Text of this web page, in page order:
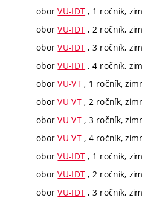
oborVU-IDT , 1 ročník,
oborVU-IDT , 2 ročník,
oborVU-IDT , 3 ročník,
oborVU-IDT , 4 ročník,
oborVU-VT, 1 ročník,
oborVU-VT, 2 ročník,
oborVU-VT, 3 ročník,
oborVU-VT, 4 ročník,
oborVU-IDT , 1 ročník,
oborVU-IDT , 2 ročník,
oborVU-IDT , 3 ročník,